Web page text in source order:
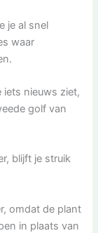
je al snel
waar
iets nieuws ziet,
golf van
blijft je struik
omdat de plant
in plaats van